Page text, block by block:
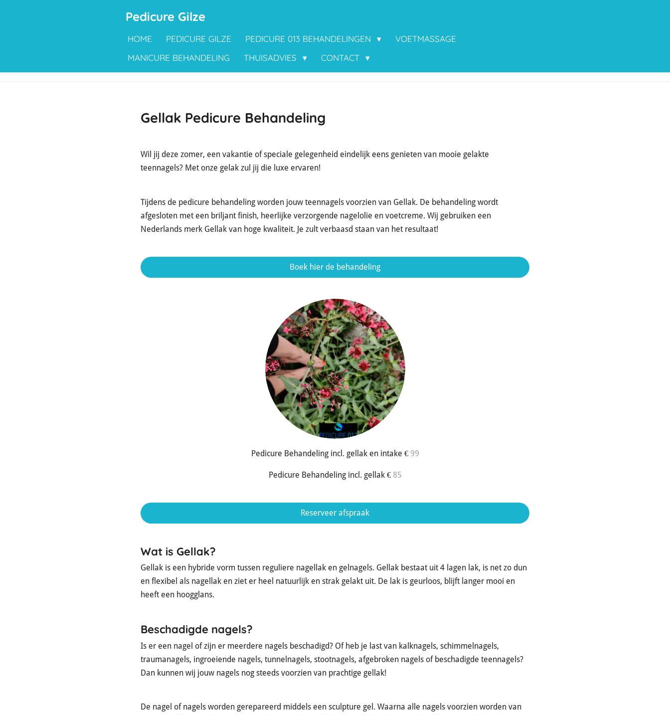
Pedicure Gilze
HOME PEDICURE GILZE PEDICURE 013 BEHANDELINGEN
VOETMASSAGE
MANICURE BEHANDELING
THUISADVIES CONTACT
Gellak Pedicure Behandeling
Wil jij deze zomer, een vakantie of speciale gelegenheid eindelijk eens genieten van mooie gelakte
teennagels? Met onze gelak zul jij die luxe ervaren!
Tijdens de pedicure behandeling worden jouw teennagels voorzien van Gellak. De behandeling wordt
afgesloten met een briljant finish, heerlijke verzorgende nagelolie en voetcreme. Wij gebruiken een
Nederlands merk Gellak van hoge kwaliteit. Je zult verbaasd staan van het resultaat!
Boek hier de behandeling
Pedicure Behandeling incl. gellak en intake € 99
Pedicure Behandeling incl. gellak € 85
Reserveer afspraak
Wat is Gellak?
Gellak is een hybride vorm tussen reguliere nagellak en gelnagels. Gellak bestaat uit 4 lagen lak, is net zo dun
en flexibel als nagellak en ziet er heel natuurlijk en strak gelakt uit. De lak is geurloos, blijft langer mooi en
heeft een hoogglans.
Beschadigde nagels?
Is er een nagel of zijn er meerdere nagels beschadigd? Of heb je last van kalknagels, schimmelnagels,
traumanagels, ingroeiende nagels, tunnelnagels, stootnagels, afgebroken nagels of beschadigde teennagels?
Dan kunnen wij jouw nagels nog steeds voorzien van prachtige gellak!
De nagel of nagels worden gerepareerd middels een sculpture gel. Waarna alle nagels voorzien worden van